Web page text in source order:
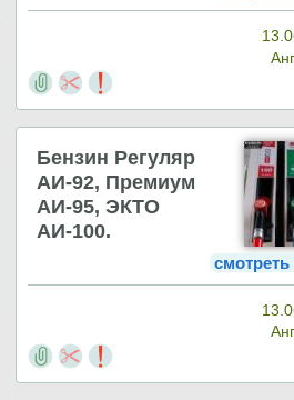
Бензин Регуляр
АИ-92, Премиум
АИ-95, ЭКТО
АИ-100.
смотреть